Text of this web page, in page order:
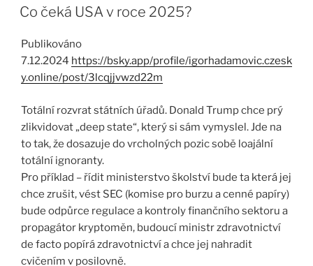
Co čeká USA v roce 2025?
Publikováno
7.12.2024 https://bsky.app/profile/igorhadamovic.czesk
y.online/post/3lcqjjvwzd22m
Totální rozvrat státních úřadů. Donald Trump chce prý
zlikvidovat „deep state“, který si sám vymyslel. Jde na
to tak, že dosazuje do vrcholných pozic sobě loajální
totální ignoranty.
Pro příklad – řídit ministerstvo školství bude ta která jej
chce zrušit, vést SEC (komise pro burzu a cenné papíry)
bude odpůrce regulace a kontroly finančního sektoru a
propagátor kryptoměn, budoucí ministr zdravotnictví
de facto popírá zdravotnictví a chce jej nahradit
cvičením v posilovně.